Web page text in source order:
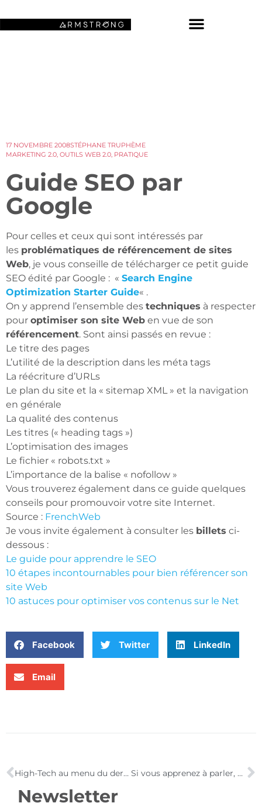
17 NOVEMBRE 2008STÉPHANE TRUPHÈME
MARKETING 2.0, OUTILS WEB 2.0, PRATIQUE
Guide SEO par
Google
Pour celles et ceux qui sont intéressés par
les problématiques de référencement de sites
Web, je vous conseille de télécharger ce petit guide
SEO édité par Google : « Search Engine
Optimization Starter Guide« .
On y apprend l’ensemble des techniques à respecter
pour optimiser son site Web en vue de son
référencement. Sont ainsi passés en revue :
Le titre des pages
L’utilité de la description dans les méta tags
La réécriture d’URLs
Le plan du site et la « sitemap XML » et la navigation
en générale
La qualité des contenus
Les titres (« heading tags »)
L’optimisation des images
Le fichier « robots.txt »
L’importance de la balise « nofollow »
Vous trouverez également dans ce guide quelques
conseils pour promouvoir votre site Internet.
Source : FrenchWeb
Je vous invite également à consulter les billets ci-
dessous :
Le guide pour apprendre le SEO
10 étapes incontournables pour bien référencer son
site Web
10 astuces pour optimiser vos contenus sur le Net
Facebook Twitter LinkedIn
Email
High-Tech au menu du dernier numéro du Monde 2 Si vous apprenez à parler, écouter et répondre, vous maîtriserez votre marché.
Newsletter